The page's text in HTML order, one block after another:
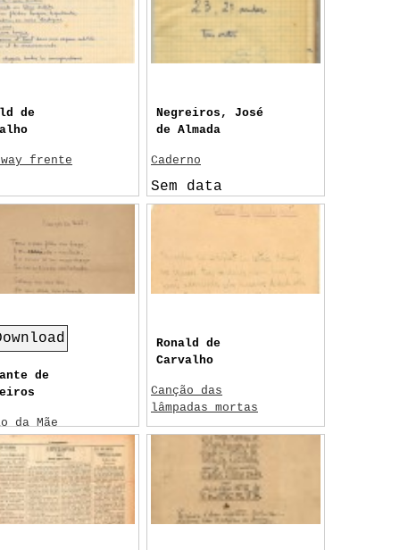
de
frente
Negreiros, José
de Almada
Caderno
Sem data
de
da Mãe
1915
Rodrigues,
Ferro
Ronald de
Carvalho
Canção das
lâmpadas mortas
Sem data